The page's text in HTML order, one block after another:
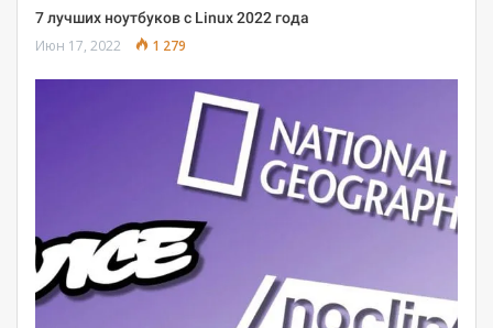
7 лучших ноутбуков с Linux 2022 года
Июн 17, 2022 1 279